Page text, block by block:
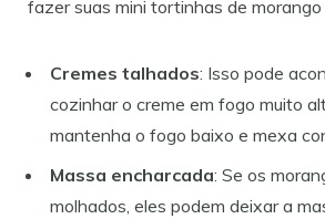
fazer suas mini tortinhas de
Cremes talhados: Isso pode
cozinhar o creme em fogo muito
mantenha o fogo baixo e mexa
Massa encharcada: Se os
molhados, eles podem deixar a